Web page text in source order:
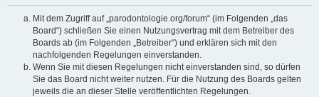
Mit dem Zugriff auf „parodontologie.org/forum“ (im Folgenden „das
Board“) schließen Sie einen Nutzungsvertrag mit dem Betreiber des
Boards ab (im Folgenden „Betreiber“) und erklären sich mit den
nachfolgenden Regelungen einverstanden.
Wenn Sie mit diesen Regelungen nicht einverstanden sind, so dürfen
Sie das Board nicht weiter nutzen. Für die Nutzung des Boards gelten
jeweils die an dieser Stelle veröffentlichten Regelungen.